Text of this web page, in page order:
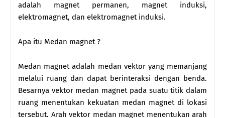
adalah magnet permanen, magnet induksi,
elektromagnet, dan elektromagnet induksi.
Apa itu Medan magnet ?
Medan magnet adalah medan vektor yang memanjang
melalui ruang dan dapat berinteraksi dengan benda.
Besarnya vektor medan magnet pada suatu titik dalam
ruang menentukan kekuatan medan magnet di lokasi
tersebut. Arah vektor medan magnet menentukan arah